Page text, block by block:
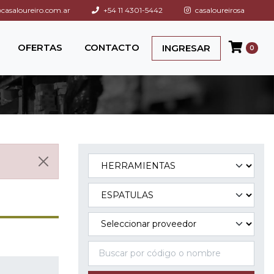
+54 11 4301-5442 casaloureirosa
OFERTAS CONTACTO INGRESAR 0